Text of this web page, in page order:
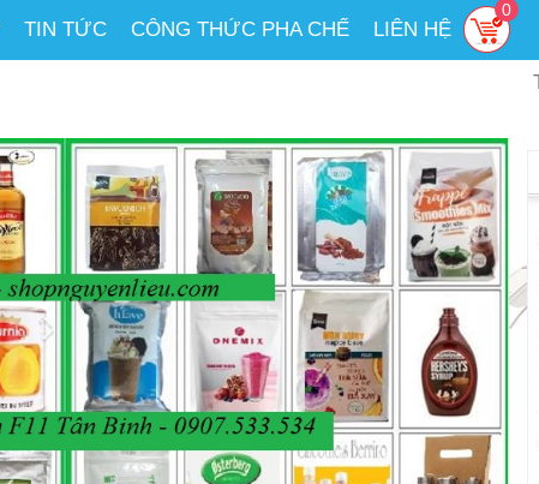
TIN TỨC CÔNG THỨC PHA CHẾ LIÊN HỆ
0